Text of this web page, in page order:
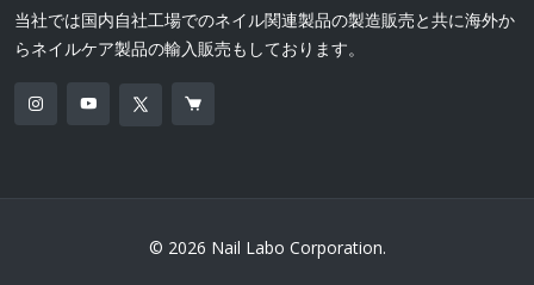
当社では国内自社工場でのネイル関連製品の製造販売と共に海外か
らネイルケア製品の輸入販売もしております。
© 2026 Nail Labo Corporation.